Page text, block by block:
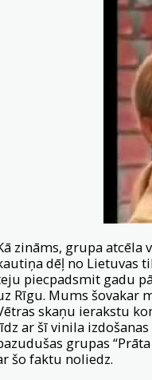
zināms, grupa atcēla
dēļ no Lietuvas
piecpadsmit gadu
Rīgu. Mums šovakar
skaņu ierakstu
ar šī vinila
grupas
šo faktu noliedz.